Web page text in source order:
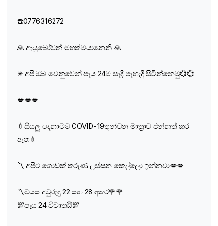
☎️0776316272
🙏 ආයුබෝවන් මහත්මයානෙනි 🙏
✴️ අපි ඔබ වෙනුවෙන් පැය 24ම සැදී පැහැදී සිටින්නෙමු💞💞
💋💋💋
💉සියලු දෙනාටම COVID-19තුන්වන මාත්‍රාව එන්නත් කර
ඇත💉
〽️ අපිට ගොඩක් තරුණ ලස්සන කෙල්ලො ඉන්නවා💋💋
〽️වයස අවුරුදු 22 සහ 28 අතර🌹🌹
💯පැය 24 විවෘතයි💯